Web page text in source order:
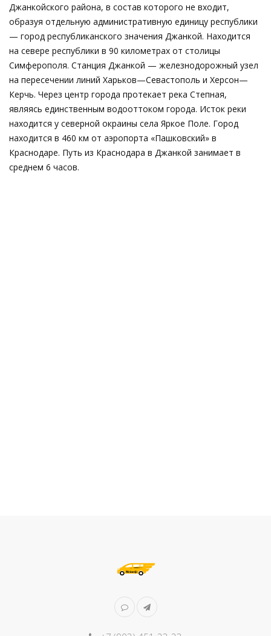
Джанкойского района, в состав которого не входит,
образуя отдельную административную единицу республики
— город республиканского значения Джанкой. Находится
на севере республики в 90 километрах от столицы
Симферополя. Станция Джанкой — железнодорожный узел
на пересечении линий Харьков—Севастополь и Херсон—
Керчь. Через центр города протекает река Степная,
являясь единственным водооттоком города. Исток реки
находится у северной окраины села Яркое Поле. Город
находится в 460 км от аэропорта «Пашковский» в
Краснодаре. Путь из Краснодара в Джанкой занимает в
среднем 6 часов.